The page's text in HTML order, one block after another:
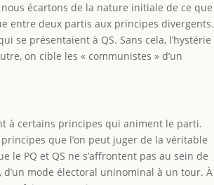
écartons de la nature initiale de ce que
entre deux partis aux principes divergents.
se présentaient à QS. Sans cela, l’hystérie
on cible les « communistes » d’un
à certains principes qui animent le parti.
que l’on peut juger de la véritable
le PQ et QS ne s’affrontent pas au sein de
mode électoral uninominal à un tour. À